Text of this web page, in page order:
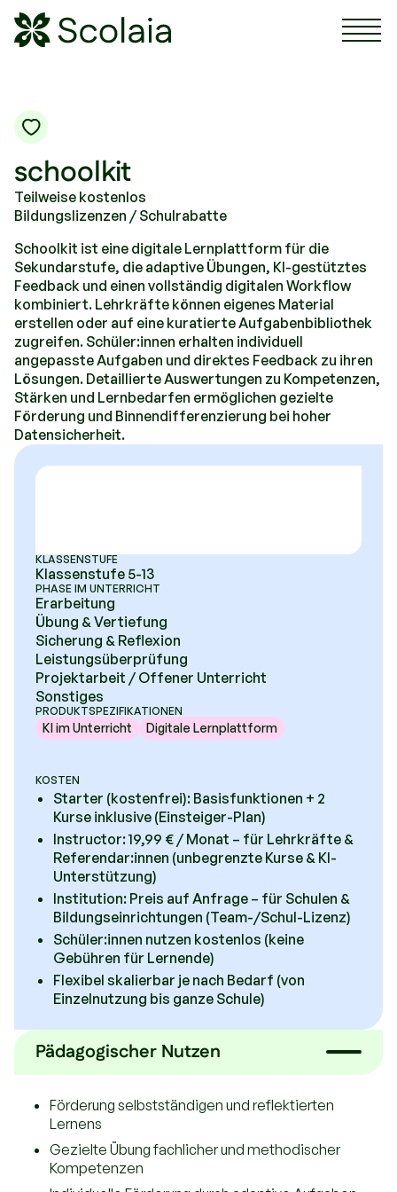
Scolaia Logo - Visit Homepage
schoolkit
Teilweise kostenlos
Bildungslizenzen / Schulrabatte
Schoolkit ist eine digitale Lernplattform für die
Sekundarstufe, die adaptive Übungen, KI-gestütztes
Feedback und einen vollständig digitalen Workflow
kombiniert. Lehrkräfte können eigenes Material
erstellen oder auf eine kuratierte Aufgabenbibliothek
zugreifen. Schüler:innen erhalten individuell
angepasste Aufgaben und direktes Feedback zu ihren
Lösungen. Detaillierte Auswertungen zu Kompetenzen,
Stärken und Lernbedarfen ermöglichen gezielte
Förderung und Binnendifferenzierung bei hoher
Datensicherheit.
KLASSENSTUFE
Klassenstufe 5-13
PHASE IM UNTERRICHT
Erarbeitung
Übung & Vertiefung
Sicherung & Reflexion
Leistungsüberprüfung
Projektarbeit / Offener Unterricht
Sonstiges
PRODUKTSPEZIFIKATIONEN
KI im Unterricht Digitale Lernplattform
KOSTEN
Starter (kostenfrei): Basisfunktionen + 2
Kurse inklusive (Einsteiger-Plan)
Instructor: 19,99 € / Monat – für Lehrkräfte &
Referendar:innen (unbegrenzte Kurse & KI-
Unterstützung)
Institution: Preis auf Anfrage – für Schulen &
Bildungseinrichtungen (Team-/Schul-Lizenz)
Schüler:innen nutzen kostenlos (keine
Gebühren für Lernende)
Flexibel skalierbar je nach Bedarf (von
Einzelnutzung bis ganze Schule)
Pädagogischer Nutzen
Förderung selbstständigen und reflektierten
Lernens
Gezielte Übung fachlicher und methodischer
Kompetenzen